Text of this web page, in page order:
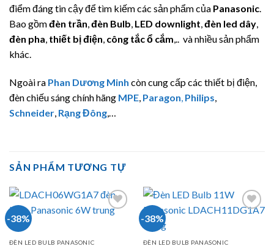
điểm đáng tin cậy để tìm kiếm các sản phẩm của Panasonic.
Bao gồmđèn trần,đèn Bulb, LED downlight,đèn led dây,
đèn pha, thiết bị điện, công tắc ổ cắm,.. và nhiều sản phẩm
khác.
Ngoài ra Phan Dương Minh còn cung cấp các thiết bị điện,
đèn chiếu sáng chính hãng MPE, Paragon, Philips,
Schneider, Rạng Đông,…
SẢN PHẨM TƯƠNG TỰ
-38%
ĐÈN LED BULB PANASONIC
-38%
ĐÈN LED BULB PANASONIC